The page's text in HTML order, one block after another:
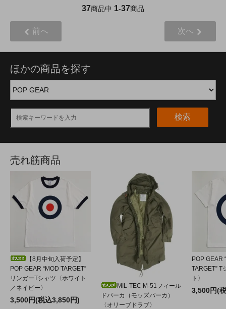
37商品中 1-37商品
前へ 次へ
ほかの商品を探す
検索
売れ筋商品
【8月中旬入荷予定】
POP GEAR “MOD TARGET”
リンガーTシャツ〈ホワイト
／ネイビー〉
3,500円(税込3,850円)
MIL-TEC M-51フィール
ドパーカ（モッズパーカ）
〈オリーブドラブ〉
POP GEAR
TARGET” T
ト〉
3,500円(